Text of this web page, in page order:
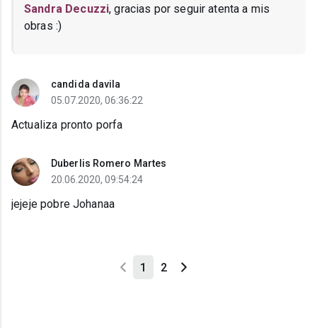
Sandra Decuzzi, gracias por seguir atenta a mis
obras :)
candida davila
05.07.2020, 06:36:22
Actualiza pronto porfa
Duberlis Romero Martes
20.06.2020, 09:54:24
jejeje pobre Johanaa
1 2